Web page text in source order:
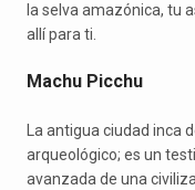
la selva amazónica, tu
allí para ti.
Machu Picchu
La antigua ciudad inca
arqueológico; es un
avanzada de una